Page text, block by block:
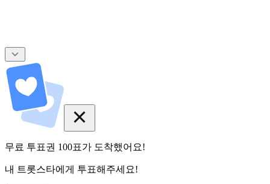
무료 투표권 100표가 도착했어요!
내 트롯스타에게 투표해주세요!